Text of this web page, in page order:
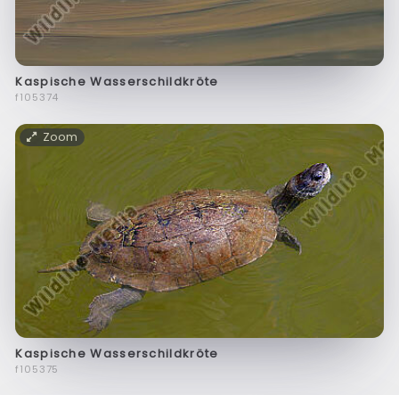
Kaspische Wasserschildkröte
f105374
Zoom
Kaspische Wasserschildkröte
f105375